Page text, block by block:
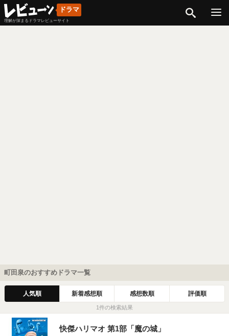
ドラマ
理解が深まるドラマレビューサイト
町田泉のおすすめドラマ一覧
人気順 新着感想順 感想数順 評価順
1件の検索結果
快傑ハリマオ 第1部「魔の城」